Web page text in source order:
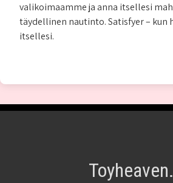
valikoimaamme ja anna itsellesi
täydellinen nautinto. Satisfyer – kun
itsellesi.